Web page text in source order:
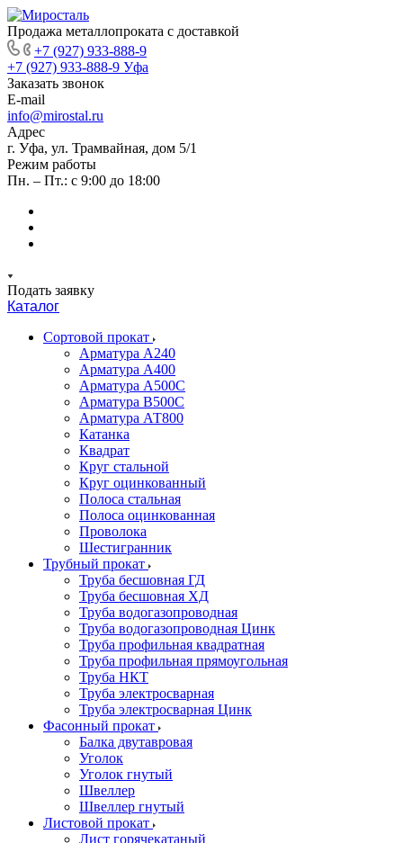
Продажа металлопроката с доставкой
+7 (927) 933-888-9
+7 (927) 933-888-9 Уфа
Заказать звонок
E-mail
info@mirostal.ru
Адрес
г. Уфа, ул. Трамвайная, дом 5/1
Режим работы
Пн. – Пт.: с 9:00 до 18:00
Подать заявку
Каталог
Сортовой прокат
Арматура А240
Арматура А400
Арматура А500C
Арматура В500С
Арматура АТ800
Катанка
Квадрат
Круг стальной
Круг оцинкованный
Полоса стальная
Полоса оцинкованная
Проволока
Шестигранник
Трубный прокат
Труба бесшовная ГД
Труба бесшовная ХД
Труба водогазопроводная
Труба водогазопроводная Цинк
Труба профильная квадратная
Труба профильная прямоугольная
Труба НКТ
Труба электросварная
Труба электросварная Цинк
Фасонный прокат
Балка двутавровая
Уголок
Уголок гнутый
Швеллер
Швеллер гнутый
Листовой прокат
Лист горячекатаный